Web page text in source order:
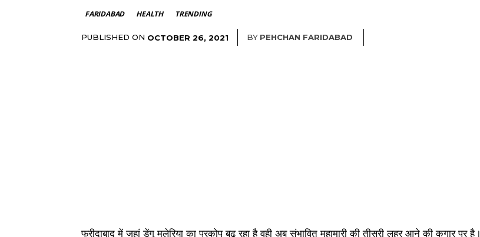
FARIDABAD HEALTH TRENDING
PUBLISHED ON OCTOBER 26, 2021 BY PEHCHAN FARIDABAD
फरीदाबाद में जहां डेंगू मलेरिया का प्रकोप बढ़ रहा है वही अब संभावित महामारी की तीसरी लहर आने की कगार पर है।